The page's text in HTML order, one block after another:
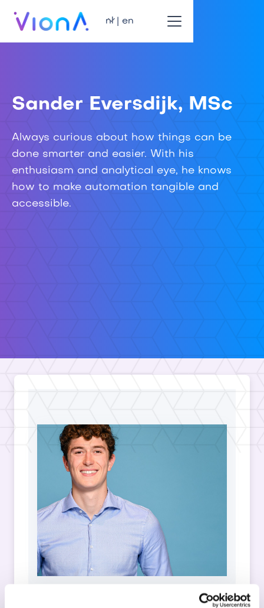
nl | en
Sander Eversdijk, MSc
Always curious about how things can be
done smarter and easier. With his
enthusiasm and analytical eye, he knows
how to make automation tangible and
accessible.